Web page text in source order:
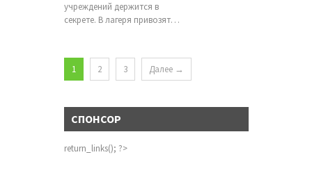
учреждений держится в
секрете. В лагеря привозят…
1 2 3 Далее →
СПОНСОР
return_links(); ?>